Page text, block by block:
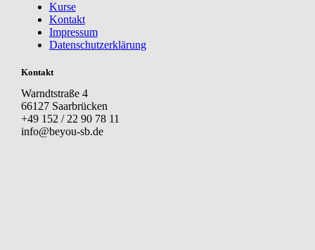
Kurse
Kontakt
Impressum
Datenschutzerklärung
Kontakt
Warndtstraße 4
66127 Saarbrücken
+49 152 / 22 90 78 11
info@beyou-sb.de